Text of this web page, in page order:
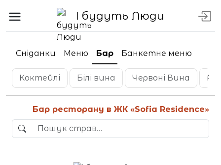
І будуть Люди
Сніданки Меню Бар Банкетне меню
Коктейлі Білі вина Червоні Вина
Бар ресторану в ЖК «Sofia Residence»